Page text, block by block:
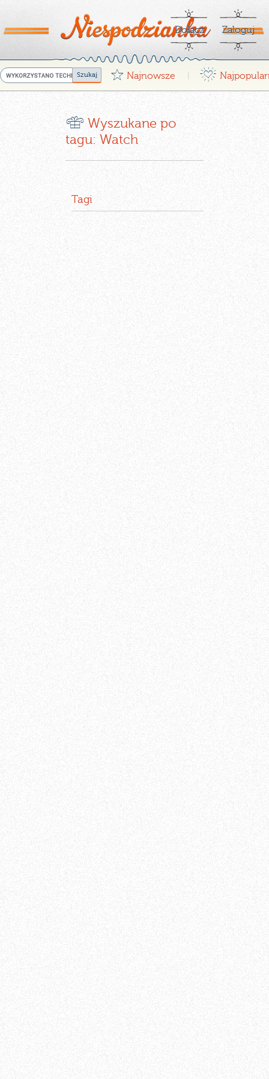
Dołącz Zaloguj
G Najnowsze ¤
r Wyszukane po
tagu: Watch
Tagi